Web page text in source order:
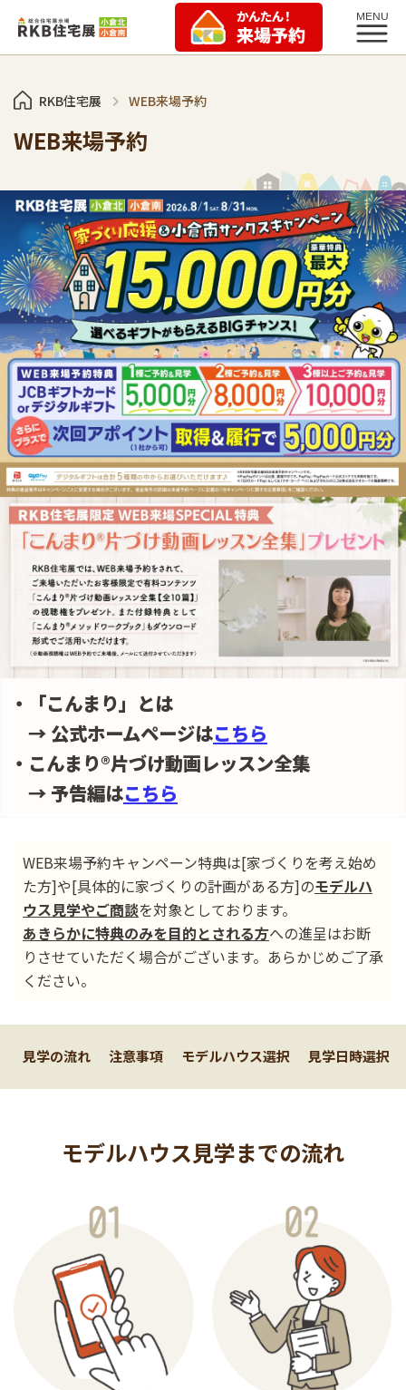
RKB住宅展 WEB来場予約
WEB来場予約
・「こんまり」とは
→ 公式ホームページはこちら
・こんまり®片づけ動画レッスン全集
→ 予告編はこちら
WEB来場予約キャンペーン特典は[家づくりを考え始め
た方]や[具体的に家づくりの計画がある方]のモデルハ
ウス見学やご商談を対象としております。
あきらかに特典のみを目的とされる方への進呈はお断
りさせていただく場合がございます。あらかじめご了承
ください。
見学の流れ 注意事項 モデルハウス選択 見学日時選択
モデルハウス見学までの流れ